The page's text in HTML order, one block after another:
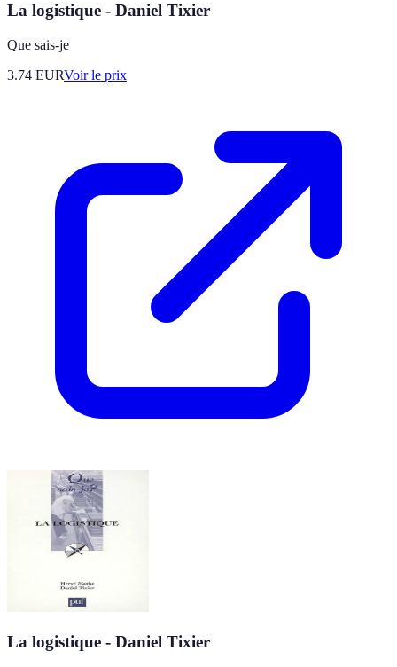
La logistique - Daniel Tixier
Que sais-je
3.74 EURVoir le prix
La logistique - Daniel Tixier